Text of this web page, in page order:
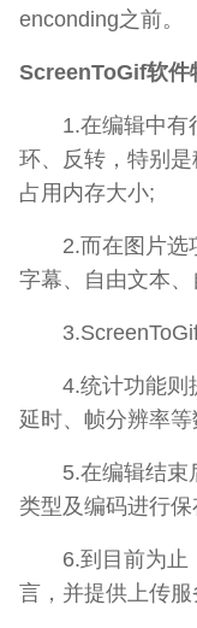
enconding之前。
ScreenToGif软件
1.在编辑中有
环、反转，特别
占用内存大小;
2.而在图片选项
字幕、自由文本
3.ScreenToGif
4.统计功能则提
延时、帧分辨率
5.在编辑结束
类型及编码进行保
6.到目前为止
言，并提供上传服